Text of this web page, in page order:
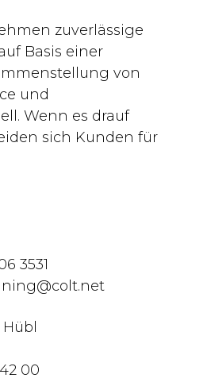
zuverlässige
Basis einer
von
und
Wenn es drauf
sich Kunden für
3531
00